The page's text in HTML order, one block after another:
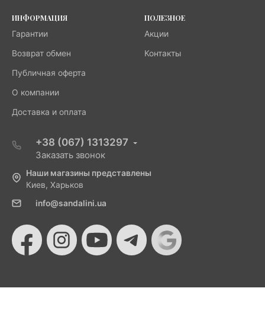
ИНФОРМАЦИЯ
Гарантии
Возврат обмен
Публичная оферта
О компании
Доставка и оплата
ПОЛЕЗНОЕ
Акции
Контакты
+38 (067) 1313297
Заказать звонок
Наши магазины представлены
Киев, Харьков
info@sandalini.ua